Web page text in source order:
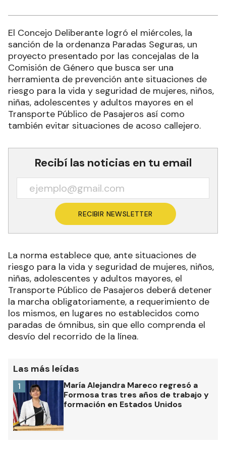
El Concejo Deliberante logró el miércoles, la
sanción de la ordenanza Paradas Seguras, un
proyecto presentado por las concejalas de la
Comisión de Género que busca ser una
herramienta de prevención ante situaciones de
riesgo para la vida y seguridad de mujeres, niños,
niñas, adolescentes y adultos mayores en el
Transporte Público de Pasajeros así como
también evitar situaciones de acoso callejero.
Recibí las noticias en tu email
RECIBIR NEWSLETTER
La norma establece que, ante situaciones de
riesgo para la vida y seguridad de mujeres, niños,
niñas, adolescentes y adultos mayores, el
Transporte Público de Pasajeros deberá detener
la marcha obligatoriamente, a requerimiento de
los mismos, en lugares no establecidos como
paradas de ómnibus, sin que ello comprenda el
desvío del recorrido de la línea.
Las más leídas
María Alejandra Mareco regresó a
Formosa tras tres años de trabajo y
formación en Estados Unidos
1